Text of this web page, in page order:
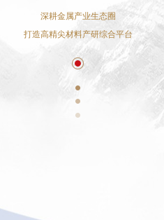
深耕金属产业生态圈
打造高精尖材料产研综合平台